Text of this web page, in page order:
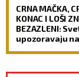
CRNA MAČKA,
KONAC I LOŠI
BEZAZLENI:
upozoravaju